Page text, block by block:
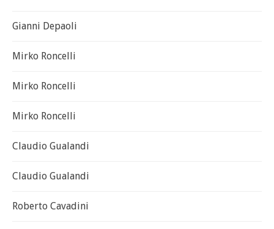
Gianni Depaoli
Mirko Roncelli
Mirko Roncelli
Mirko Roncelli
Claudio Gualandi
Claudio Gualandi
Roberto Cavadini